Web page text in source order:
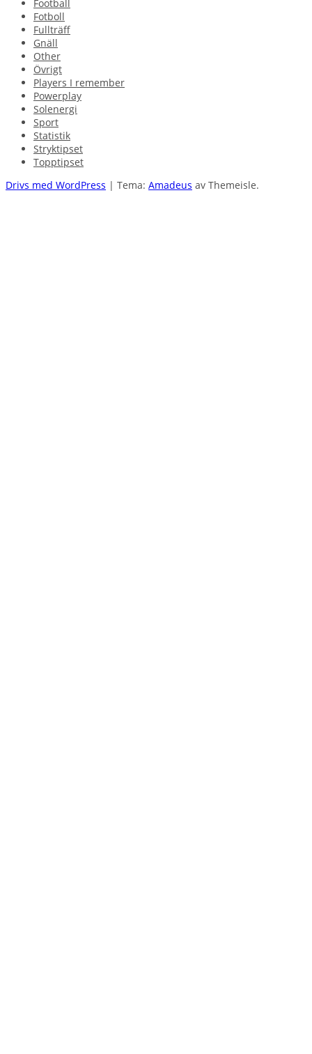
Football
Fotboll
Fullträff
Gnäll
Other
Övrigt
Players I remember
Powerplay
Solenergi
Sport
Statistik
Stryktipset
Topptipset
Drivs med WordPress | Tema: Amadeus av Themeisle.